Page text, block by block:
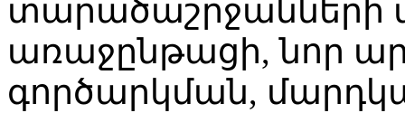
առաջընթացի, նոր
գործարկման,